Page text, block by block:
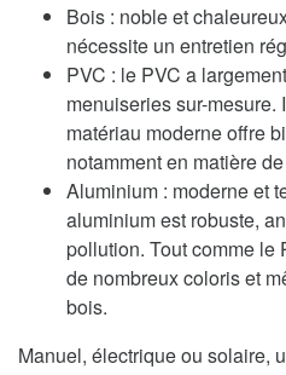
Bois : noble et
nécessite un entretien
PVC : le PVC a
menuiseries sur-
matériau moderne offre
notamment en matière
Aluminium : moderne et
aluminium est robuste,
pollution. Tout comme le
de nombreux coloris et
bois.
Manuel, électrique ou solaire,